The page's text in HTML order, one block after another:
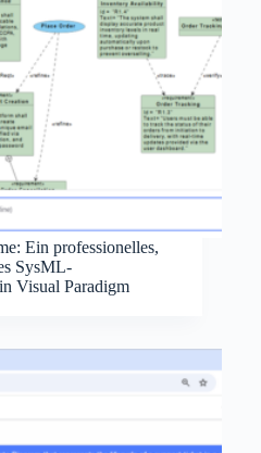
Ein professionelles,
SysML-
Visual Paradigm